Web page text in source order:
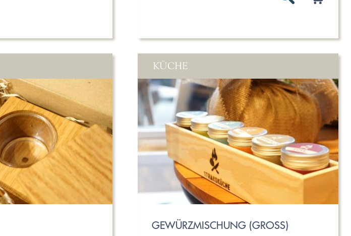
KÜCHE
GEWÜRZMISCHUNG (GROSS)